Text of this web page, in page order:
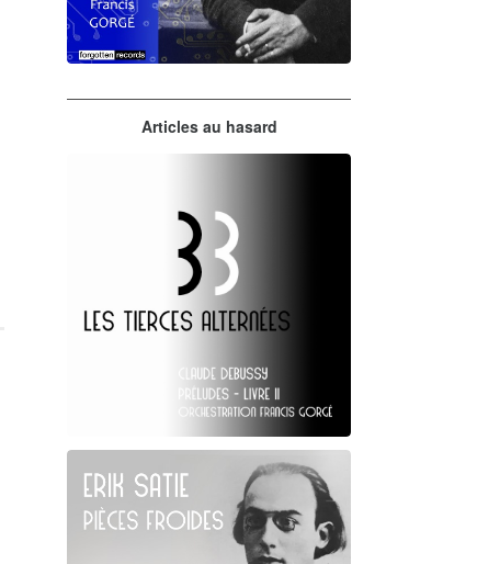
Claude Debussy
Articles au hasard
Claude Debussy
Les Tierces alternées